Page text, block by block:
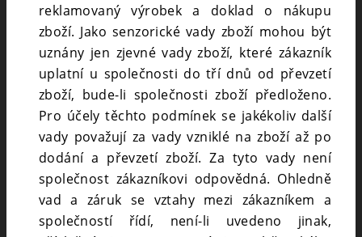
reklamovaný výrobek a doklad o nákupu
zboží. Jako senzorické vady zboží mohou být
uznány jen zjevné vady zboží, které zákazník
uplatní u společnosti do tří dnů od převzetí
zboží, bude-li společnosti zboží předloženo.
Pro účely těchto podmínek se jakékoliv další
vady považují za vady vzniklé na zboží až po
dodání a převzetí zboží. Za tyto vady není
společnost zákazníkovi odpovědná. Ohledně
vad a záruk se vztahy mezi zákazníkem a
společností řídí, není-li uvedeno jinak,